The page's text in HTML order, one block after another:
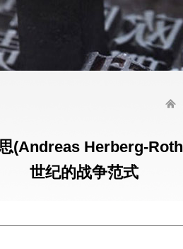
(Andreas Herberg-
世纪的战争范式